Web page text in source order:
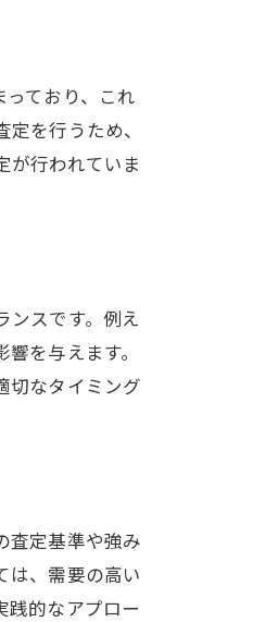
ており、これ
を行うため、
が行われていま
ンスです。例え
を与えます。
切なタイミング
査定基準や強み
は、需要の高い
践的なアプロー